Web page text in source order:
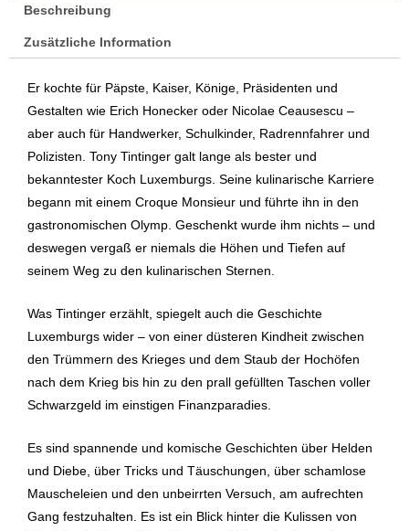
Beschreibung
Zusätzliche Information
Er kochte für Päpste, Kaiser, Könige, Präsidenten und
Gestalten wie Erich Honecker oder Nicolae Ceausescu –
aber auch für Handwerker, Schulkinder, Radrennfahrer und
Polizisten. Tony Tintinger galt lange als bester und
bekanntester Koch Luxemburgs. Seine kulinarische Karriere
begann mit einem Croque Monsieur und führte ihn in den
gastronomischen Olymp. Geschenkt wurde ihm nichts – und
deswegen vergaß er niemals die Höhen und Tiefen auf
seinem Weg zu den kulinarischen Sternen.
Was Tintinger erzählt, spiegelt auch die Geschichte
Luxemburgs wider – von einer düsteren Kindheit zwischen
den Trümmern des Krieges und dem Staub der Hochöfen
nach dem Krieg bis hin zu den prall gefüllten Taschen voller
Schwarzgeld im einstigen Finanzparadies.
Es sind spannende und komische Geschichten über Helden
und Diebe, über Tricks und Täuschungen, über schamlose
Mauscheleien und den unbeirrten Versuch, am aufrechten
Gang festzuhalten. Es ist ein Blick hinter die Kulissen von